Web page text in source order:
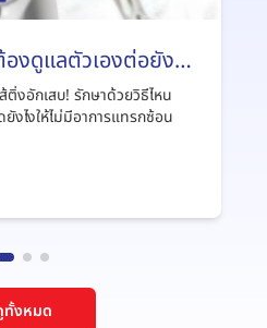
งดูแลตัวเองต่อยังไง
งอักเสบ! รักษาด้วยวิธีไหน
งไงให้ไม่มีอาการแทรกซ้อน
ทั้งหมด